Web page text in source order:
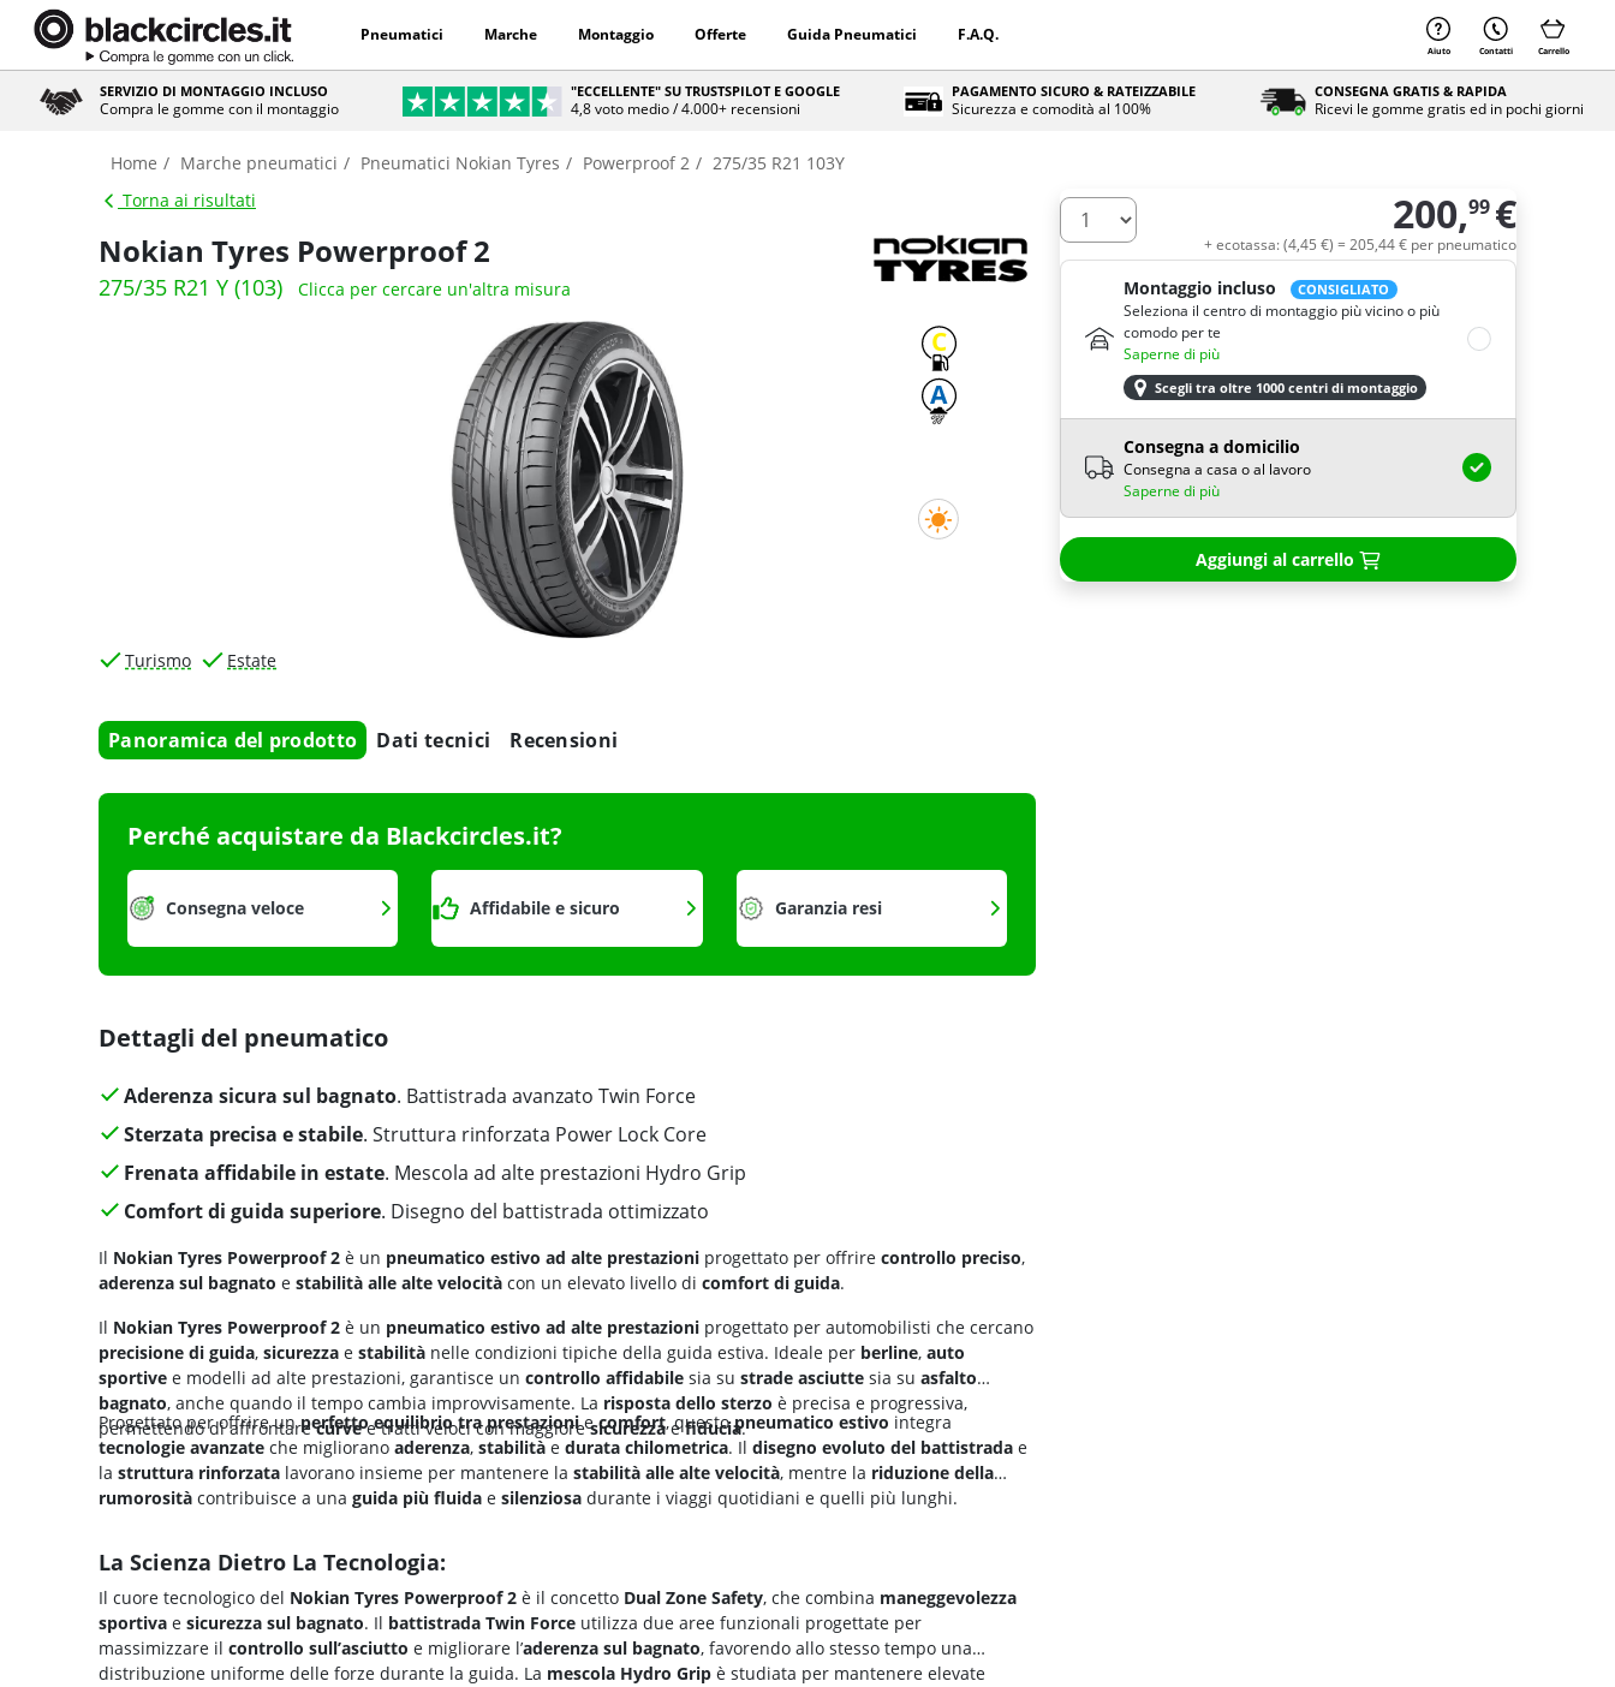
Pneumatici Marche Montaggio Offerte Guida Pneumatici F.A.Q.
Aiuto Contatti Carrello
SERVIZIO DI MONTAGGIO INCLUSO
Compra le gomme con il montaggio
"ECCELLENTE" SU TRUSTSPILOT E GOOGLE
4,8 voto medio / 4.000+ recensioni
PAGAMENTO SICURO & RATEIZZABILE
Sicurezza e comodità al 100%
CONSEGNA GRATIS & RAPIDA
Ricevi le gomme gratis ed in pochi giorni
Home Marche pneumatici Pneumatici Nokian Tyres Powerproof 2
275/35 R21 103Y
Torna ai risultati
Nokian Tyres Powerproof 2
275/35 R21 Y (103) Clicca per cercare un'altra misura
C
A
Turismo Estate
Panoramica del prodotto Dati tecnici Recensioni
Perché acquistare da Blackcircles.it?
Consegna veloce Affidabile e sicuro Garanzia resi
Dettagli del pneumatico
Aderenza sicura sul bagnato. Battistrada avanzato Twin Force
Sterzata precisa e stabile. Struttura rinforzata Power Lock Core
Frenata affidabile in estate. Mescola ad alte prestazioni Hydro Grip
Comfort di guida superiore. Disegno del battistrada ottimizzato
Il Nokian Tyres Powerproof 2 è un pneumatico estivo ad alte prestazioni progettato per offrire controllo preciso,
aderenza sul bagnato e stabilità alle alte velocità con un elevato livello di comfort di guida.
Il Nokian Tyres Powerproof 2 è un pneumatico estivo ad alte prestazioni progettato per automobilisti che cercano
precisione di guida, sicurezza e stabilità nelle condizioni tipiche della guida estiva. Ideale per berline, auto
sportive e modelli ad alte prestazioni, garantisce un controllo affidabile sia su strade asciutte sia su asfalto
bagnato, anche quando il tempo cambia improvvisamente. La risposta dello sterzo è precisa e progressiva,
permettendo di affrontarecurvee tratti veloci con maggioresicurezzaefiducia.
Progettato per offrire unperfetto equilibrio tra prestazioniecomfort, questopneumatico estivo integra
tecnologie avanzate che migliorano aderenza, stabilità e durata chilometrica. Il disegno evoluto del battistrada e
la struttura rinforzata lavorano insieme per mantenere la stabilità alle alte velocità, mentre la riduzione della
rumorosità contribuisce a una guida più fluida e silenziosa durante i viaggi quotidiani e quelli più lunghi.
La Scienza Dietro La Tecnologia:
Il cuore tecnologico del Nokian Tyres Powerproof 2 è il concetto Dual Zone Safety, che combina maneggevolezza
sportiva e sicurezza sul bagnato. Il battistrada Twin Force utilizza due aree funzionali progettate per
massimizzare il controllo sull’asciutto e migliorare l’aderenza sul bagnato, favorendo allo stesso tempo una
distribuzione uniforme delle forze durante la guida. La mescola Hydro Grip è studiata per mantenere elevate
Quantità 200,99 €
+ ecotassa: (4,45 €) = 205,44€ per pneumatico
Montaggio incluso CONSIGLIATO
Seleziona il centro di montaggio più vicino o più
comodo per te
Saperne di più
Scegli tra oltre 1000 centri di montaggio
Consegna a domicilio
Consegna a casa o al lavoro
Saperne di più
Aggiungi al carrello